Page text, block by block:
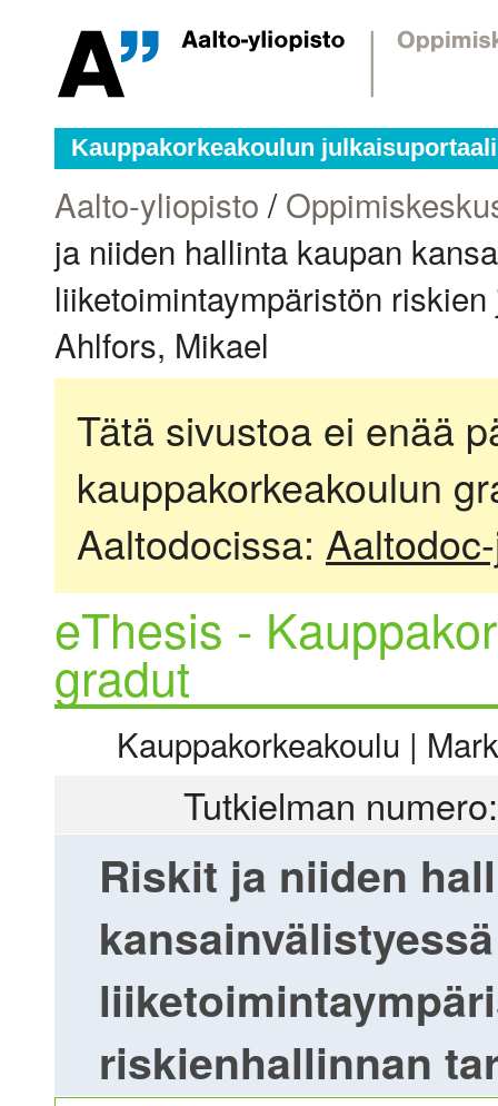
Kauppakorkeakoulun julkaisuportaali
Aalto-yliopisto /
ja niiden hallinta kaupan
liiketoimintaympäristön
Ahlfors, Mikael
Tätä sivustoa ei enää
kauppakorkeakoulun
Aaltodocissa:
eThesis -
gradut
Kauppakorkeakoulu |
Tutkielman
Riskit ja niiden
riskienhallinnan